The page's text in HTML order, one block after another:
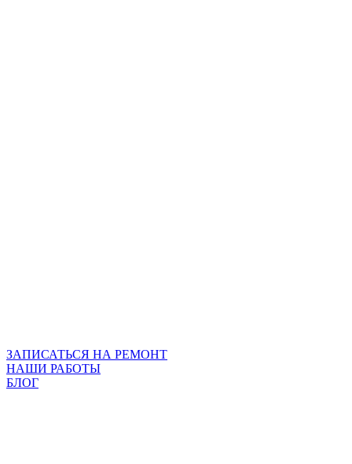
ЗАПИСАТЬСЯ НА РЕМОНТ
НАШИ РАБОТЫ
БЛОГ